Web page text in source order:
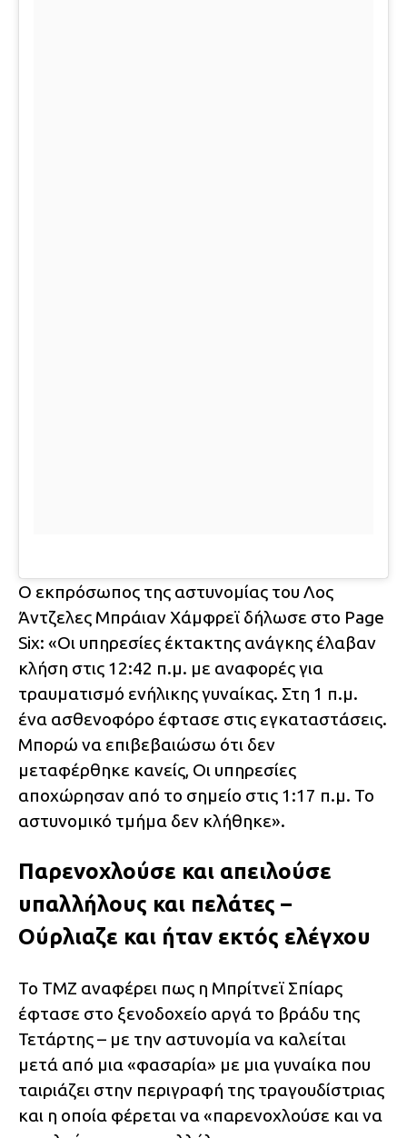
Ο εκπρόσωπος της αστυνομίας του Λος
Άντζελες Μπράιαν Χάμφρεϊ δήλωσε στο Page
Six: «Οι υπηρεσίες έκτακτης ανάγκης έλαβαν
κλήση στις 12:42 π.μ. με αναφορές για
τραυματισμό ενήλικης γυναίκας. Στη 1 π.μ.
ένα ασθενοφόρο έφτασε στις εγκαταστάσεις.
Μπορώ να επιβεβαιώσω ότι δεν
μεταφέρθηκε κανείς, Οι υπηρεσίες
αποχώρησαν από το σημείο στις 1:17 π.μ. Το
αστυνομικό τμήμα δεν κλήθηκε».
Παρενοχλούσε και απειλούσε
υπαλλήλους και πελάτες –
Ούρλιαζε και ήταν εκτός ελέγχου
Το ΤMZ αναφέρει πως η Μπρίτνεϊ Σπίαρς
έφτασε στο ξενοδοχείο αργά το βράδυ της
Τετάρτης – με την αστυνομία να καλείται
μετά από μια «φασαρία» με μια γυναίκα που
ταιριάζει στην περιγραφή της τραγουδίστριας
και η οποία φέρεται να «παρενοχλούσε και να